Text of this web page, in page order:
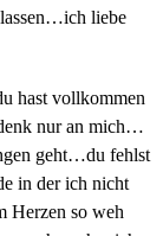
liebe
hast vollkommen
nur an mich…
geht…du fehlst
in der ich nicht
Herzen so weh